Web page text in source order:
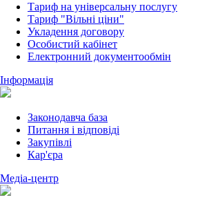
Тариф на універсальну послугу
Тариф "Вільні ціни"
Укладення договору
Особистий кабінет
Електронний документообмін
Інформація
Законодавча база
Питання і відповіді
Закупівлі
Кар'єра
Медіа-центр